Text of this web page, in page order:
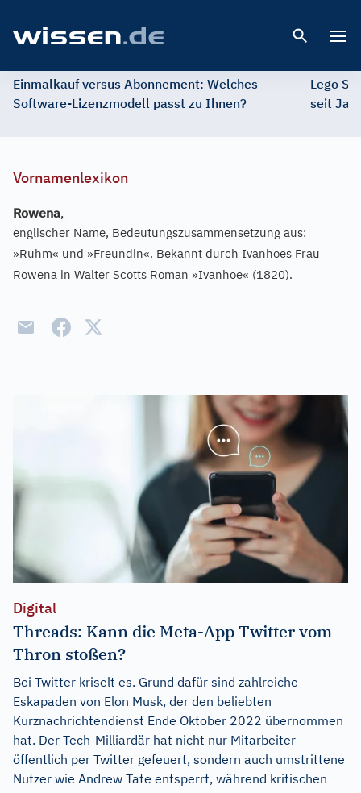
Einmalkauf versus Abonnement: Welches
Software-Lizenzmodell passt zu Ihnen?
Lego
seit
Vornamenlexikon
Rowena,
englischer Name, Bedeutungszusammensetzung aus:
»Ruhm« und »Freundin«. Bekannt durch Ivanhoes Frau
Rowena in Walter Scotts Roman »Ivanhoe« (1820).
Digital
Threads: Kann die Meta-App Twitter vom
Thron stoßen?
Bei Twitter kriselt es. Grund dafür sind zahlreiche
Eskapaden von Elon Musk, der den beliebten
Kurznachrichtendienst Ende Oktober 2022 übernommen
hat. Der Tech-Milliardär hat nicht nur Mitarbeiter
öffentlich per Twitter gefeuert, sondern auch umstrittene
Nutzer wie Andrew Tate entsperrt, während kritischen